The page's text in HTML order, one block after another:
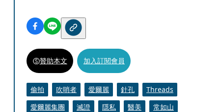
贊助本文 加入訂閱會員
偷拍 吹哨者 愛爾麗 針孔
Threads
愛爾麗集團
滅證 隱私 醫美 常如山